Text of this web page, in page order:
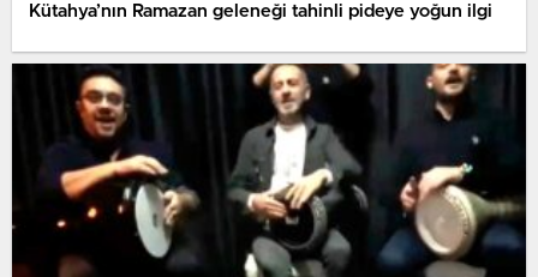
Kütahya’nın Ramazan geleneği tahinli pideye yoğun ilgi